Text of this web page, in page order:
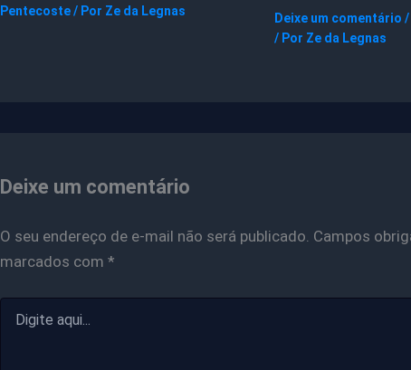
Pentecoste/ Por Ze da Legnas Deixe um comentário /
/ Por Ze da Legnas
Deixe um comentário
O seu endereço de e-mail não será publicado. Campos
marcados com *
aqui...